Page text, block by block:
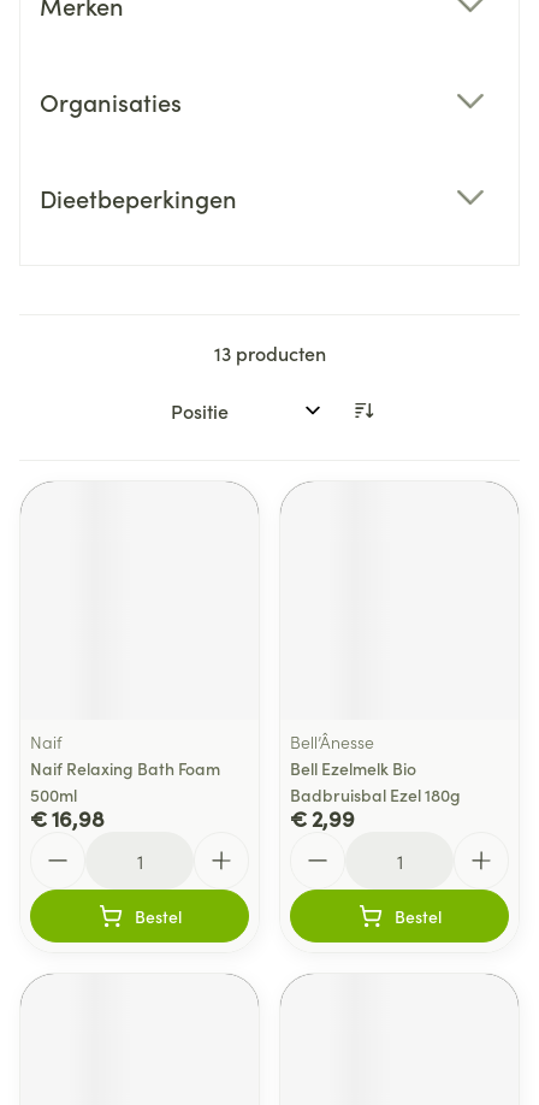
Organisaties
Dieetbeperkingen
13producten
Sorteer op:
Naif
Naif Relaxing Bath Foam
500ml
€ 16,98
Bestel
Bell’Ânesse
Bell Ezelmelk Bio
Badbruisbal Ezel 180g
€ 2,99
Bestel